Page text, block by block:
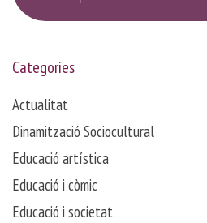
Categories
Actualitat
Dinamització Sociocultural
Educació artística
Educació i còmic
Educació i societat